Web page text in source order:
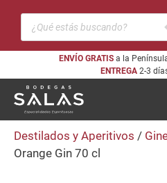
contenido
Búsqueda
de
productos
ENVÍO GRATIS a la
ENTREGA 2-3
Destilados y Aperitivos /
Orange Gin 70 cl